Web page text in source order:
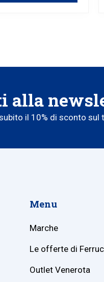
alla
il 10% di sconto
Menu
Marche
Le offerte di
Outlet Venerota